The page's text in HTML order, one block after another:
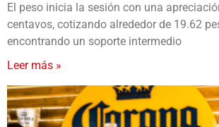
El peso inicia la sesión con una
centavos, cotizando alrededor de 19.62
encontrando un soporte intermedio
Leer más »